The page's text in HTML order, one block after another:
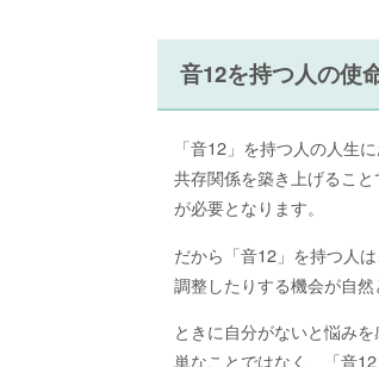
音12を持つ人の使
「音12」を持つ人の人生
共存関係を築き上げるこ
が必要となります。
だから「音12」を持つ人
調整したりする機会が自然
ときに自分がないと悩み
単なことではなく、「音